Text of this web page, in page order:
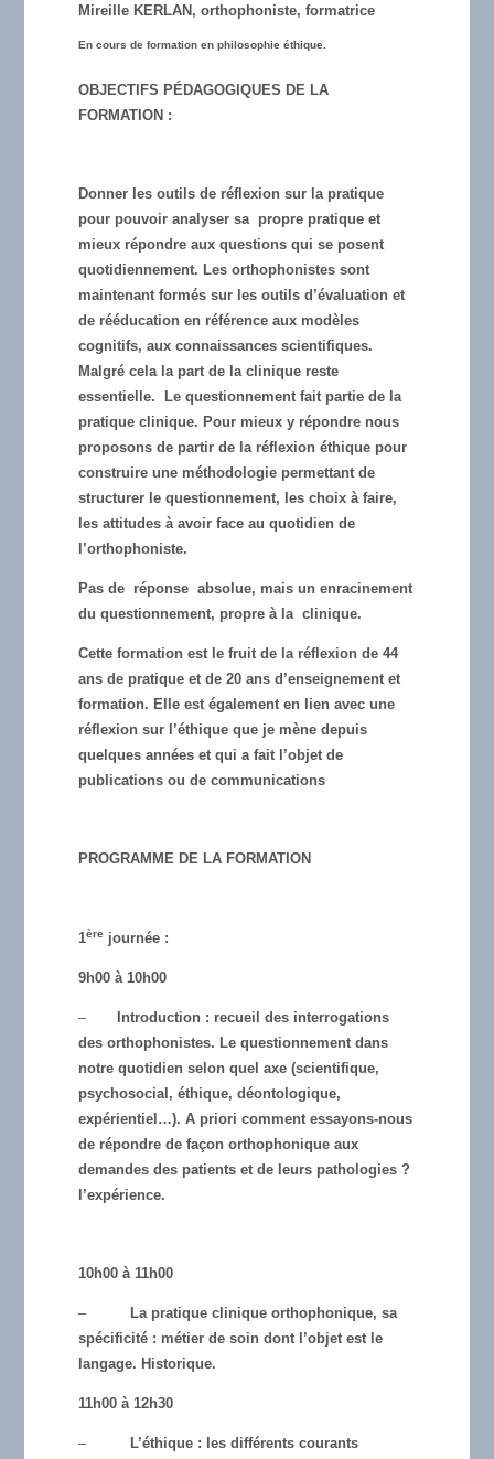
Mireille KERLAN, orthophoniste, formatrice
En cours de formation en philosophie éthique.
OBJECTIFS PÉDAGOGIQUES DE LA
FORMATION :
Donner les outils de réflexion sur la pratique
pour pouvoir analyser sa propre pratique et
mieux répondre aux questions qui se posent
quotidiennement. Les orthophonistes sont
maintenant formés sur les outils d’évaluation et
de rééducation en référence aux modèles
cognitifs, aux connaissances scientifiques.
Malgré cela la part de la clinique reste
essentielle. Le questionnement fait partie de la
pratique clinique. Pour mieux y répondre nous
proposons de partir de la réflexion éthique pour
construire une méthodologie permettant de
structurer le questionnement, les choix à faire,
les attitudes à avoir face au quotidien de
l’orthophoniste.
Pas de réponse absolue, mais un enracinement
du questionnement, propre à la clinique.
Cette formation est le fruit de la réflexion de 44
ans de pratique et de 20 ans d’enseignement et
formation. Elle est également en lien avec une
réflexion sur l’éthique que je mène depuis
quelques années et qui a fait l’objet de
publications ou de communications
PROGRAMME DE LA FORMATION
1èrejournée :
9h00 à 10h00
– Introduction : recueil des interrogations
des orthophonistes. Le questionnement dans
notre quotidien selon quel axe (scientifique,
psychosocial, éthique, déontologique,
expérientiel…). A priori comment essayons-nous
de répondre de façon orthophonique aux
demandes des patients et de leurs pathologies ?
l’expérience.
10h00 à 11h00
–
La pratique clinique orthophonique, sa
spécificité : métier de soin dont l’objet est le
langage. Historique.
11h00 à 12h30
– L’éthique : les différents courants